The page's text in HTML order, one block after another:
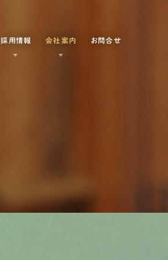
採用情報 会社案内 お問合せ